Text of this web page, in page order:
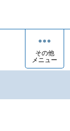
その他
メニュー